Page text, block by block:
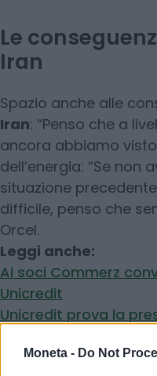
Moneta - Do Not
Le
Iran
Spazio anche alle
Iran: “Penso che a
ancora abbiamo
dell’energia: “Se non
situazione
difficile, penso che
Orcel.
Leggi anche:
Ai soci Commerz
Unicredit
Unicredit prova la